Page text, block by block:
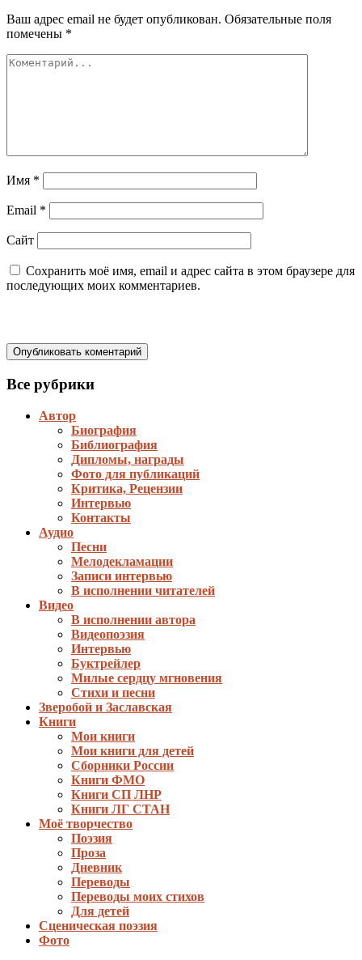
Ваш адрес email не будет опубликован. Обязательные поля
помечены *
Имя *
Email *
Сайт
Сохранить моё имя, email и адрес сайта в этом браузере для
последующих моих комментариев.
Все рубрики
Автор
Биография
Библиография
Дипломы, награды
Фото для публикаций
Критика, Рецензии
Интервью
Контакты
Аудио
Песни
Мелодекламации
Записи интервью
В исполнении читателей
Видео
В исполнении автора
Видеопоэзия
Интервью
Буктрейлер
Милые сердцу мгновения
Стихи и песни
Зверобой и Заславская
Книги
Мои книги
Мои книги для детей
Сборники России
Книги ФМО
Книги СП ЛНР
Книги ЛГ СТАН
Моё творчество
Поэзия
Проза
Дневник
Переводы
Переводы моих стихов
Для детей
Сценическая поэзия
Фото